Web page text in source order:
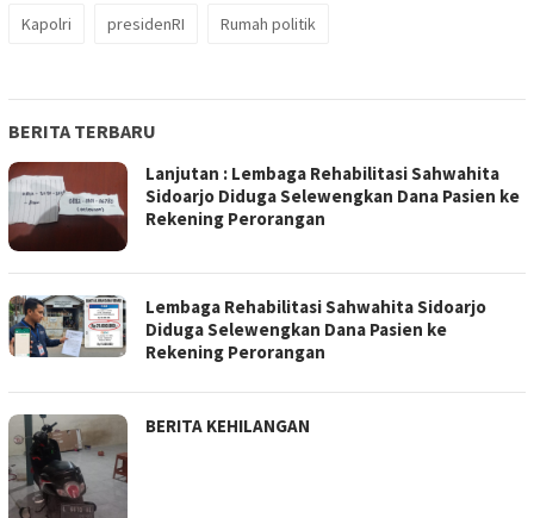
Kapolri presidenRI Rumah politik
BERITA TERBARU
Lanjutan : Lembaga Rehabilitasi Sahwahita
Sidoarjo Diduga Selewengkan Dana Pasien ke
Rekening Perorangan
Lembaga Rehabilitasi Sahwahita Sidoarjo
Diduga Selewengkan Dana Pasien ke
Rekening Perorangan
BERITA KEHILANGAN